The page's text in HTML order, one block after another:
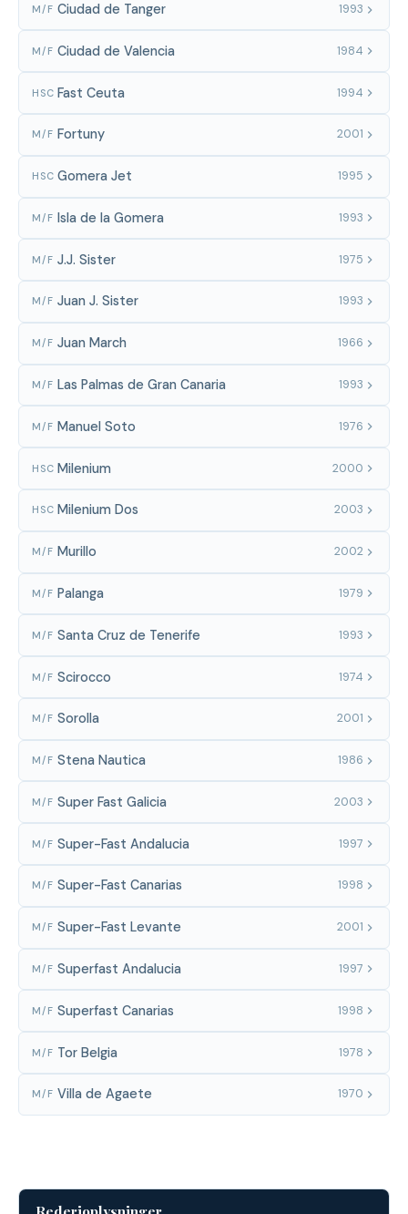
M/F Ciudad de Tanger 1993
M/F Ciudad de Valencia 1984
HSC Fast Ceuta 1994
M/F Fortuny 2001
HSC Gomera Jet 1995
M/F Isla de la Gomera 1993
M/F J.J. Sister 1975
M/F Juan J. Sister 1993
M/F Juan March 1966
M/F Las Palmas de Gran Canaria 1993
M/F Manuel Soto 1976
HSC Milenium 2000
HSC Milenium Dos 2003
M/F Murillo 2002
M/F Palanga 1979
M/F Santa Cruz de Tenerife 1993
M/F Scirocco 1974
M/F Sorolla 2001
M/F Stena Nautica 1986
M/F Super Fast Galicia 2003
M/F Super-Fast Andalucia 1997
M/F Super-Fast Canarias 1998
M/F Super-Fast Levante 2001
M/F Superfast Andalucia 1997
M/F Superfast Canarias 1998
M/F Tor Belgia 1978
M/F Villa de Agaete 1970